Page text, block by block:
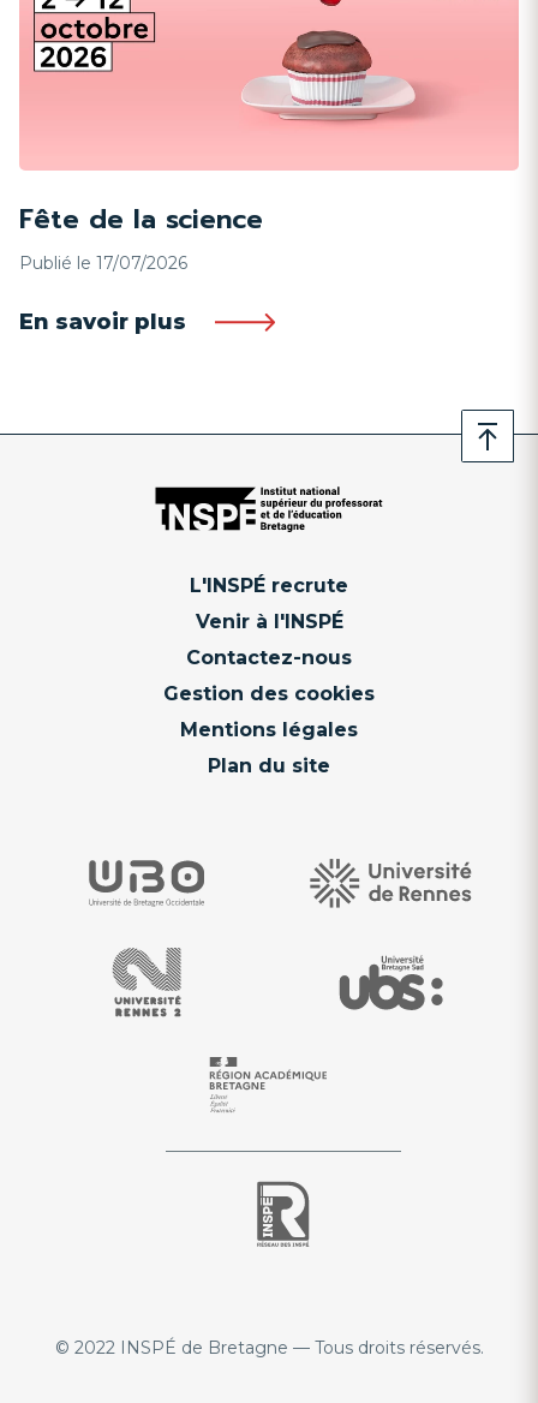
Fête de la science
Publié le 17/07/2026
En savoir plus
L'INSPÉ recrute
Venir à l'INSPÉ
Contactez-nous
Gestion des cookies
Mentions légales
Plan du site
© 2022 INSPÉ de Bretagne — Tous droits réservés.